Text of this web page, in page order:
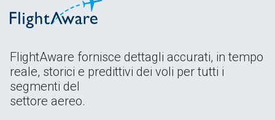
FlightAware fornisce dettagli accurati, in tempo
reale, storici e predittivi dei voli per tutti i
segmenti del
settore aereo.